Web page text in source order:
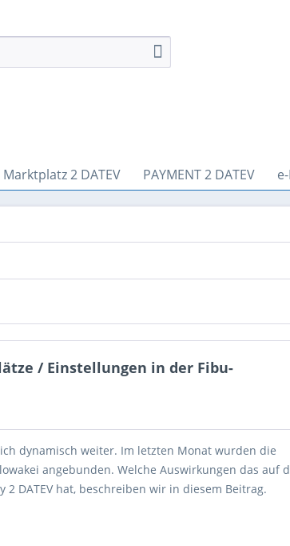
Marktplatz 2 DATEV PAYMENT 2 DATEV
/ Einstellungen in der Fibu-
dynamisch weiter. Im letzten Monat wurden die
angebunden. Welche Auswirkungen das auf
DATEV hat, beschreiben wir in diesem Beitrag.